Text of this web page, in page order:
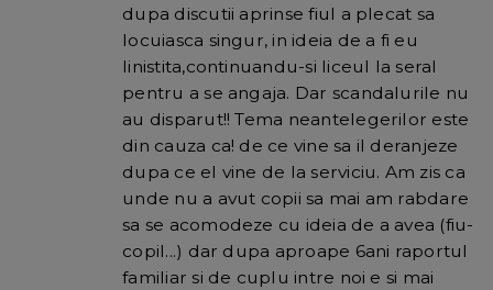
dupa discutii aprinse fiul a plecat sa
locuiasca singur, in ideia de a fi eu
linistita,continuandu-si liceul la seral
pentru a se angaja. Dar scandalurile nu
au disparut!! Tema neantelegerilor este
din cauza ca! de ce vine sa il deranjeze
dupa ce el vine de la serviciu. Am zis ca
unde nu a avut copii sa mai am rabdare
sa se acomodeze cu ideia de a avea (fiu-
copil...) dar dupa aproape 6ani raportul
familiar si de cuplu intre noi e si mai